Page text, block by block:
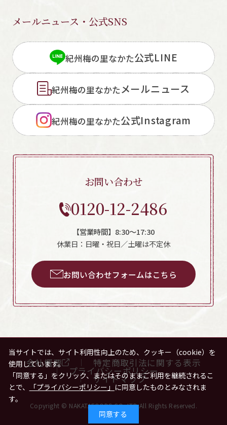
閉じる
メールニュース・公式SNS
紀州梅の里なかた公式LINE
紀州梅の里なかたメールニュース
紀州梅の里なかた公式Instagram
お問い合わせ
0120-12-2486
【営業時間】8:30～17:30
休業日：日曜・祝日／土曜は不定休
お問い合わせフォームはこちら
会社概要 特定商取引法に関する表示
プライバシーポリシー
サイトマップ
Copyright © NAKATAFOODS.CO.,LTD All Rights Reserved.
当サイトでは、サイト利用性向上のため、クッキー（cookie）を
使用しています。
「同意する」をクリック、またはそのままご利用を継続されるこ
とで、
「プライバシーポリシー」 に同意したものとみなされま
す。
同意する